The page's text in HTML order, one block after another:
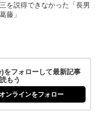
を説得できなかった「長男
藤」
をフォローして最新記事
もう
ンラインをフォロー